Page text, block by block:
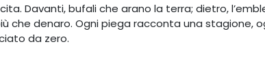
Davanti, bufali che arano la terra; dietro,
denaro. Ogni piega racconta una stagione,
da zero.